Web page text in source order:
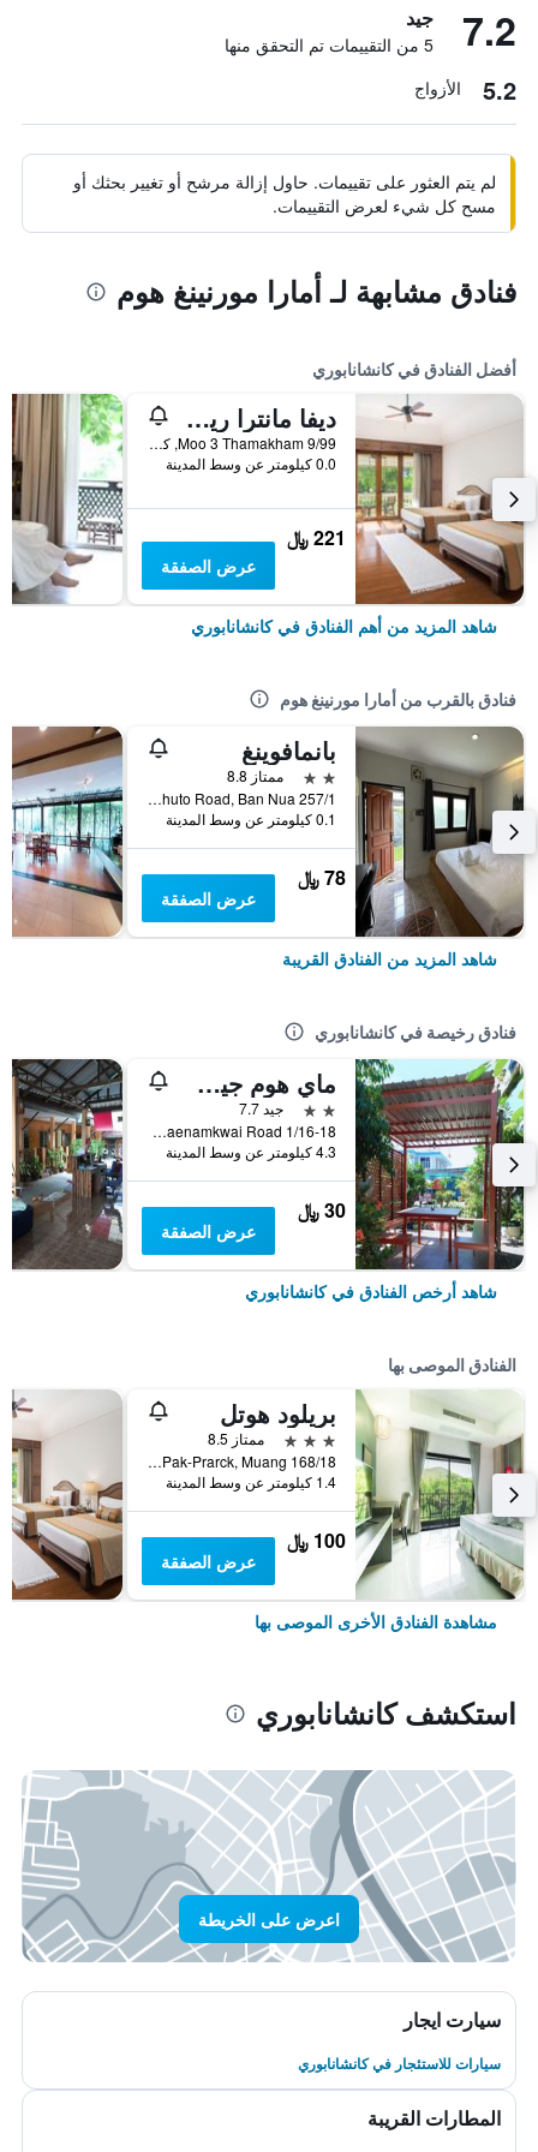
7.2 جيد
5 من التقييمات تم التحقق منها
5.2 الأزواج
لم يتم العثور على تقييمات. حاول إزالة مرشح أو تغيير بحثك أو
مسح كل شيء لعرض التقييمات.
فنادق مشابهة لـ أمارا مورنينغ هوم
أفضل الفنادق في كانشانابوري
ديفا مانترا ريزورت
9/99 Moo 3 Thamakham, كانشانابوري, تايلاند
0.0 كيلومتر عن وسط المدينة
221 ﷼
عرض الصفقة
شاهد المزيد من أهم الفنادق في كانشانابوري
فنادق بالقرب من أمارا مورنينغ هوم
بانمافوينغ
2 نجمتين
ممتاز 8.8
257/1 Sangchuto Road, Ban Nua, كانشانابوري, تايلاند
0.1 كيلومتر عن وسط المدينة
78 ﷼
عرض الصفقة
شاهد المزيد من الفنادق القريبة
فنادق رخيصة في كانشانابوري
ماي هوم جيست هاوس
2 نجمتين
جيد 7.7
1/16-18 Maenamkwai Road, كانشانابوري, تايلاند
4.3 كيلومتر عن وسط المدينة
30 ﷼
عرض الصفقة
شاهد أرخص الفنادق في كانشانابوري
الفنادق الموصى بها
بريلود هوتل
3 نجوم
ممتاز 8.5
168/18 Moo 3, Pak-Prarck, Muang, كانشانابوري, تايلاند
1.4 كيلومتر عن وسط المدينة
100 ﷼
عرض الصفقة
مشاهدة الفنادق الأخرى الموصى بها
استكشف كانشانابوري
اعرض على الخريطة
سيارت ايجار
سيارات للاستئجار في كانشانابوري
المطارات القريبة